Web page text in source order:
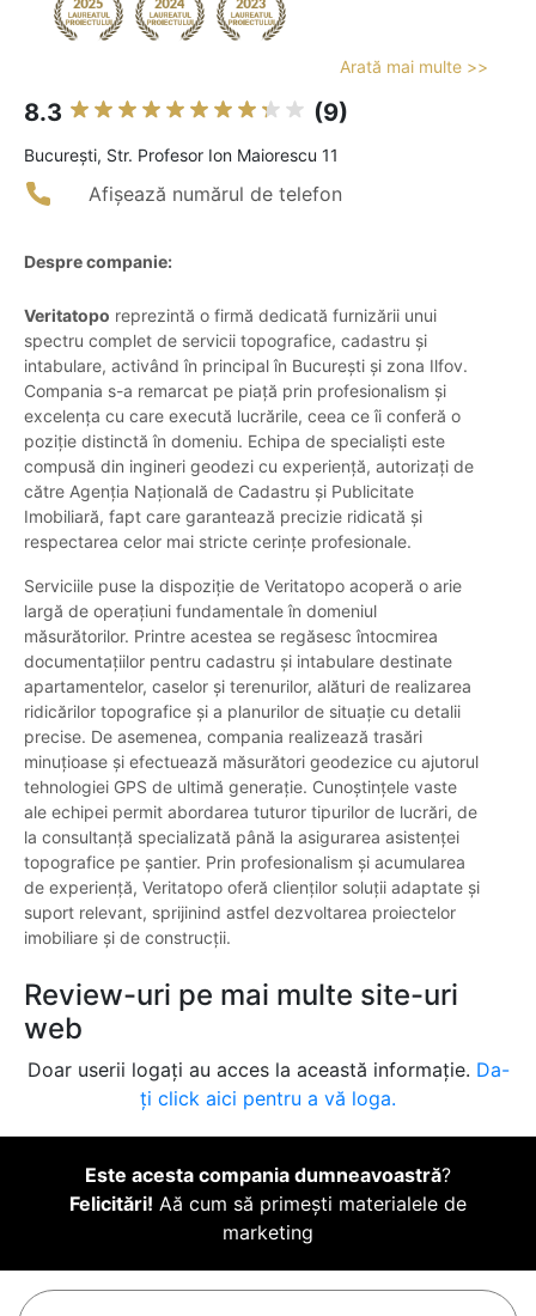
Arată mai multe >>
8.3 (9)
Bucureşti, Str. Profesor Ion Maiorescu 11
Afișează numărul de telefon
Despre companie:
Veritatopo reprezintă o firmă dedicată furnizării unui
spectru complet de servicii topografice, cadastru și
intabulare, activând în principal în București și zona Ilfov.
Compania s-a remarcat pe piață prin profesionalism și
excelența cu care execută lucrările, ceea ce îi conferă o
poziție distinctă în domeniu. Echipa de specialiști este
compusă din ingineri geodezi cu experiență, autorizați de
către Agenția Națională de Cadastru și Publicitate
Imobiliară, fapt care garantează precizie ridicată și
respectarea celor mai stricte cerințe profesionale.
Serviciile puse la dispoziție de Veritatopo acoperă o arie
largă de operațiuni fundamentale în domeniul
măsurătorilor. Printre acestea se regăsesc întocmirea
documentațiilor pentru cadastru și intabulare destinate
apartamentelor, caselor și terenurilor, alături de realizarea
ridicărilor topografice și a planurilor de situație cu detalii
precise. De asemenea, compania realizează trasări
minuțioase și efectuează măsurători geodezice cu ajutorul
tehnologiei GPS de ultimă generație. Cunoștințele vaste
ale echipei permit abordarea tuturor tipurilor de lucrări, de
la consultanță specializată până la asigurarea asistenței
topografice pe șantier. Prin profesionalism și acumularea
de experiență, Veritatopo oferă clienților soluții adaptate și
suport relevant, sprijinind astfel dezvoltarea proiectelor
imobiliare și de construcții.
Review-uri pe mai multe site-uri
web
Doar userii logați au acces la această informație. Da-
ți click aici pentru a vă loga.
Este acesta compania dumneavoastră?
Felicitări! Aă cum să primești materialele de
marketing